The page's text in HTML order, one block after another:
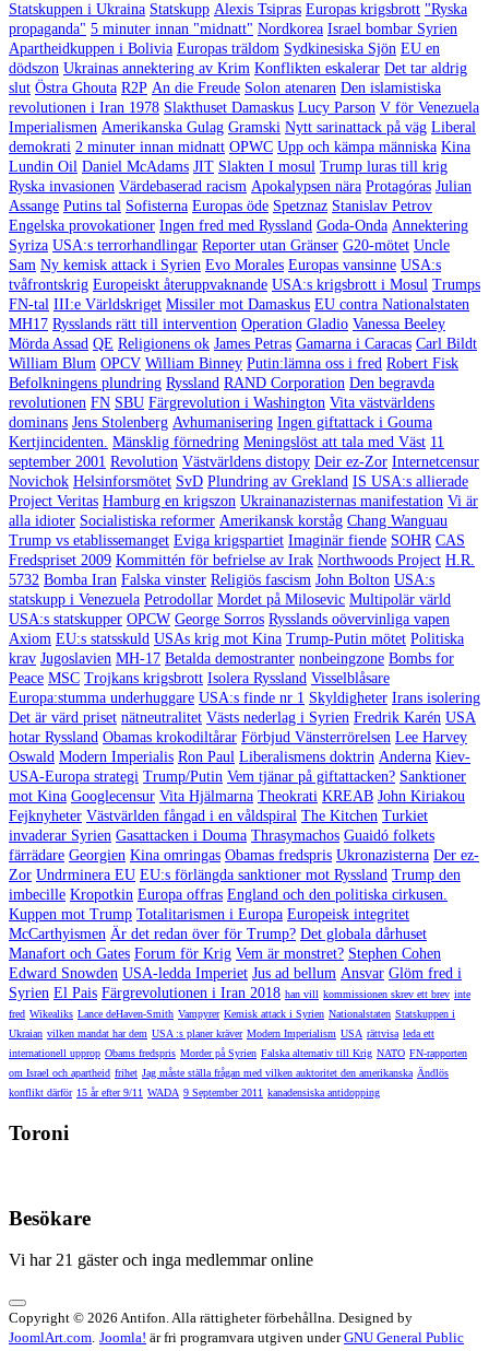
Statskuppen i Ukraina Statskupp Alexis Tsipras Europas krigsbrott "Ryska
propaganda" 5 minuter innan "midnatt" Nordkorea Israel bombar Syrien
Apartheidkuppen i Bolivia Europas träldom Sydkinesiska Sjön EU en
dödszon Ukrainas annektering av Krim Konflikten eskalerar Det tar aldrig
slut Östra Ghouta R2P An die Freude Solon atenaren Den islamistiska
revolutionen i Iran 1978 Slakthuset Damaskus Lucy Parson V för Venezuela
Imperialismen Amerikanska Gulag Gramski Nytt sarinattack på väg Liberal
demokrati 2 minuter innan midnatt OPWC Upp och kämpa människa Kina
Lundin Oil Daniel McAdams JIT Slakten I mosul Trump luras till krig
Ryska invasionen Värdebaserad racism Apokalypsen nära Protagóras Julian
Assange Putins tal Sofisterna Europas öde Spetznaz Stanislav Petrov
Engelska provokationer Ingen fred med Ryssland Goda-Onda Annektering
Syriza USA:s terrorhandlingar Reporter utan Gränser G20-mötet Uncle
Sam Ny kemisk attack i Syrien Evo Morales Europas vansinne USA:s
tvåfrontskrig Europeiskt återuppvaknande USA:s krigsbrott i Mosul Trumps
FN-tal III:e Världskriget Missiler mot Damaskus EU contra Nationalstaten
MH17 Rysslands rätt till intervention Operation Gladio Vanessa Beeley
Mörda Assad QE Religionens ok James Petras Gamarna i Caracas Carl Bildt
William Blum OPCV William Binney Putin:lämna oss i fred Robert Fisk
Befolkningens plundring Ryssland RAND Corporation Den begravda
revolutionen FN SBU Färgrevolution i Washington Vita västvärldens
dominans Jens Stolenberg Avhumanisering Ingen giftattack i Gouma
Kertjincidenten. Mänsklig förnedring Meningslöst att tala med Väst 11
september 2001 Revolution Västvärldens distopy Deir ez-Zor Internetcensur
Novichok Helsinforsmötet SvD Plundring av Grekland IS USA:s allierade
Project Veritas Hamburg en krigszon Ukrainanazisternas manifestation Vi är
alla idioter Socialistiska reformer Amerikansk korståg Chang Wanguau
Trump vs etablissemanget Eviga krigspartiet Imaginär fiende SOHR CAS
Fredspriset 2009 Kommittén för befrielse av Irak Northwoods Project H.R.
5732 Bomba Iran Falska vinster Religiös fascism John Bolton USA:s
statskupp i Venezuela Petrodollar Mordet på Milosevic Multipolär värld
USA:s statskupper OPCW George Sorros Rysslands oövervinliga vapen
Axiom EU:s statsskuld USAs krig mot Kina Trump-Putin mötet Politiska
krav Jugoslavien MH-17 Betalda demostranter nonbeingzone Bombs for
Peace MSC Trojkans krigsbrott Isolera Ryssland Visselblåsare
Europa:stumma underhuggare USA:s finde nr 1 Skyldigheter Irans isolering
Det är värd priset nätneutralitet Västs nederlag i Syrien Fredrik Karén USA
hotar Ryssland Obamas krokodiltårar Förbjud Vänsterrörelsen Lee Harvey
Oswald Modern Imperialis Ron Paul Liberalismens doktrin Anderna Kiev-
USA-Europa strategi Trump/Putin Vem tjänar på giftattacken? Sanktioner
mot Kina Googlecensur Vita Hjälmarna Theokrati KREAB John Kiriakou
Fejknyheter Västvärlden fångad i en våldspiral The Kitchen Turkiet
invaderar Syrien Gasattacken i Douma Thrasymachos Guaidó folkets
färrädare Georgien Kina omringas Obamas fredspris Ukronazisterna Der ez-
Zor Undrminera EU EU:s förlängda sanktioner mot Ryssland Trump den
imbecille Kropotkin Europa offras England och den politiska cirkusen.
Kuppen mot Trump Totalitarismen i Europa Europeisk integritet
McCarthyismen Är det redan över för Trump? Det globala dårhuset
Manafort och Gates Forum för Krig Vem är monstret? Stephen Cohen
Edward Snowden USA-ledda Imperiet Jus ad bellum Ansvar Glöm fred i
Syrien El Pais Färgrevolutionen i Iran 2018 han vill kommissionen skrev ett brev inte
fred Wikealiks Lance deHaven-Smith Vampyrer Kemisk attack i Syrien Nationalstaten Statskuppen i
Ukraian vilken mandat har dem USA :s planer kräver Modern Imperialism USA rättvisa leda ett
internationell upprop Obams fredspris Morder på Syrien Falska alternativ till Krig NATO FN-rapporten
om Israel och apartheid frihet Jag måste ställa frågan med vilken auktoritet den amerikanska Ändlös
konflikt därför 15 år efter 9/11 WADA 9 September 2011 kanadensiska antidopping
Toroni
Besökare
Vi har 21 gäster och inga medlemmar online
Copyright © 2026 Antifon. Alla rättigheter förbehållna. Designed by
JoomlArt.com. Joomla! är fri programvara utgiven underGNU General Public